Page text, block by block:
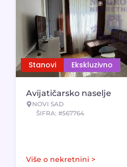
Stanovi Ekskluzivno
Avijatičarsko naselje
NOVI SAD
ŠIFRA: #567764
Više o nekretnini >